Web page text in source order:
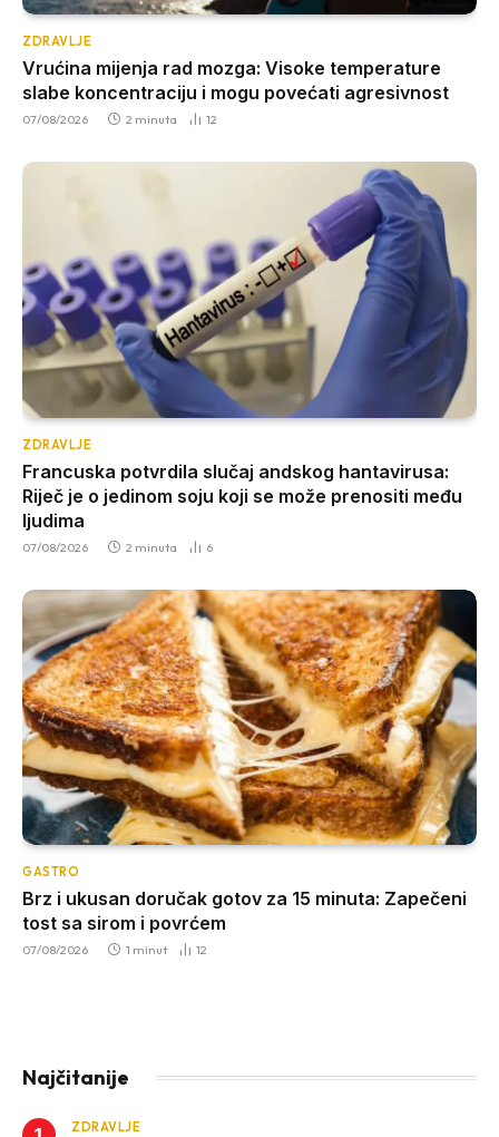
ZDRAVLJE
Vrućina mijenja rad mozga: Visoke temperature
slabe koncentraciju i mogu povećati agresivnost
07/08/2026 2 minuta 12
ZDRAVLJE
Francuska potvrdila slučaj andskog hantavirusa:
Riječ je o jedinom soju koji se može prenositi među
ljudima
07/08/2026 2 minuta 6
GASTRO
Brz i ukusan doručak gotov za 15 minuta: Zapečeni
tost sa sirom i povrćem
07/08/2026 1 minut 12
Najčitanije
ZDRAVLJE